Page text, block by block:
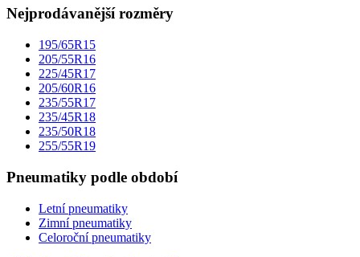
Nejprodávanější rozměry
195/65R15
205/55R16
225/45R17
205/60R16
235/55R17
235/45R18
235/50R18
255/55R19
Pneumatiky podle období
Letní pneumatiky
Zimní pneumatiky
Celoroční pneumatiky